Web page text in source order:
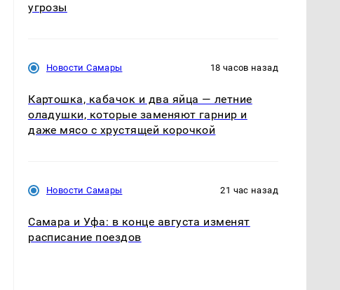
угрозы
Новости Самары 18 часов назад
Картошка, кабачок и два яйца — летние
оладушки, которые заменяют гарнир и
даже мясо с хрустящей корочкой
Новости Самары 21 час назад
Самара и Уфа: в конце августа изменят
расписание поездов